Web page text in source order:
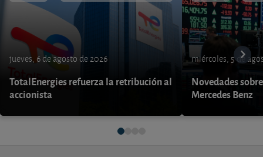
jueves, 6 de agosto de 2026
TotalEnergies refuerza la retribución al
accionista
miércoles, 5 de
Novedades
Mercedes Benz